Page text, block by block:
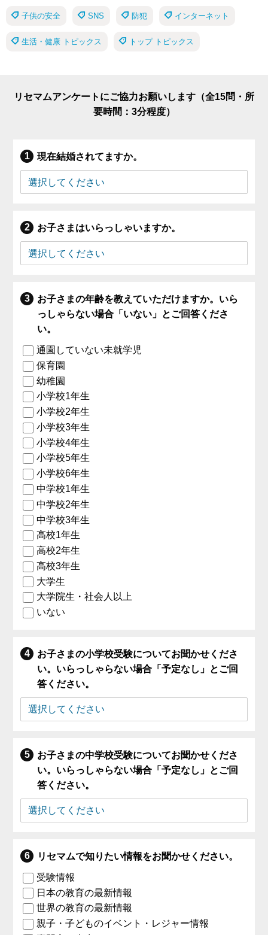
子供の安全 SNS 防犯 インターネット
生活・健康 トピックス トップ トピックス
リセマムアンケートにご協力お願いします（全15問・所
要時間：3分程度）
現在結婚されてますか。
お子さまはいらっしゃいますか。
お子さまの年齢を教えていただけますか。いら
っしゃらない場合「いない」とご回答くださ
い。
通園していない未就学児
保育園
幼稚園
小学校1年生
小学校2年生
小学校3年生
小学校4年生
小学校5年生
小学校6年生
中学校1年生
中学校2年生
中学校3年生
高校1年生
高校2年生
高校3年生
大学生
大学院生・社会人以上
いない
お子さまの小学校受験についてお聞かせくださ
い。いらっしゃらない場合「予定なし」とご回
答ください。
お子さまの中学校受験についてお聞かせくださ
い。いらっしゃらない場合「予定なし」とご回
答ください。
リセマムで知りたい情報をお聞かせください。
受験情報
日本の教育の最新情報
世界の教育の最新情報
親子・子どものイベント・レジャー情報